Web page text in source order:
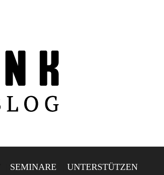
SEMINARE UNTERSTÜTZEN